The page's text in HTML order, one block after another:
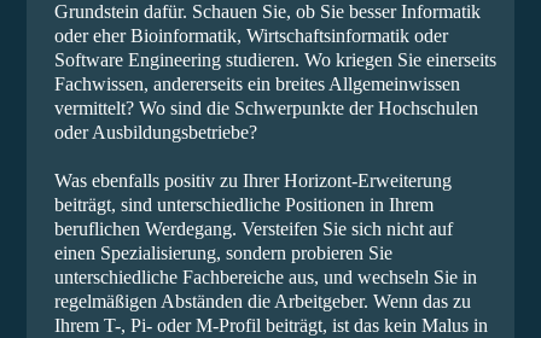
Grundstein dafür. Schauen Sie, ob Sie besser Informatik
oder eher Bioinformatik, Wirtschaftsinformatik oder
Software Engineering studieren. Wo kriegen Sie einerseits
Fachwissen, andererseits ein breites Allgemeinwissen
vermittelt? Wo sind die Schwerpunkte der Hochschulen
oder Ausbildungsbetriebe?
Was ebenfalls positiv zu Ihrer Horizont-Erweiterung
beiträgt, sind unterschiedliche Positionen in Ihrem
beruflichen Werdegang. Versteifen Sie sich nicht auf
einen Spezialisierung, sondern probieren Sie
unterschiedliche Fachbereiche aus, und wechseln Sie in
regelmäßigen Abständen die Arbeitgeber. Wenn das zu
Ihrem T-, Pi- oder M-Profil beiträgt, ist das kein Malus in